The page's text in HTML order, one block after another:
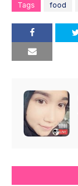
Tags food